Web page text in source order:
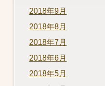
2018年9月
2018年8月
2018年7月
2018年6月
2018年5月